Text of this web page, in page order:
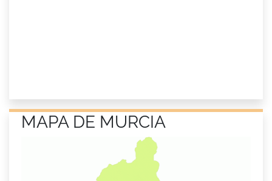
MAPA DE MURCIA